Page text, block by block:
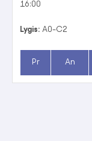
16:00
Lygis: A0-C2
Pr An